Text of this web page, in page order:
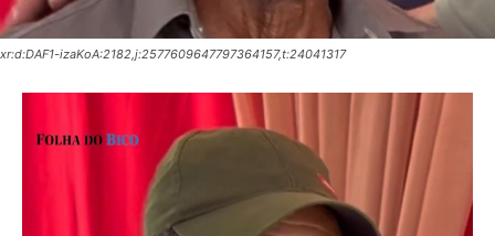
xr:d:DAF1-izaKoA:2182,j:2577609647797364157,t:24041317